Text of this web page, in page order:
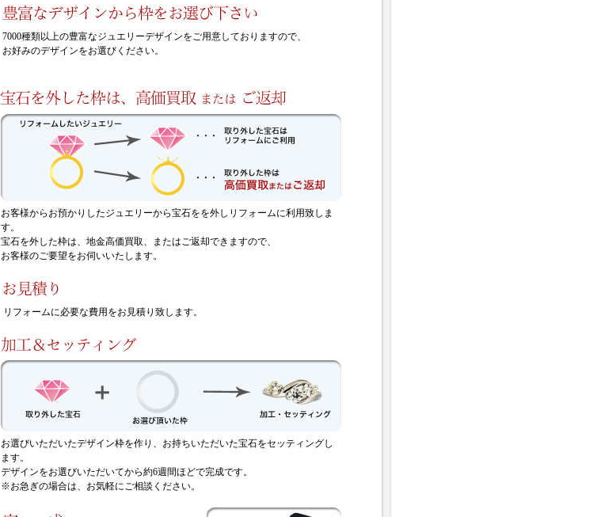
7000種類以上の豊富なジュエリーデザインをご用意しておりますので、
お好みのデザインをお選びください。
お客様からお預かりしたジュエリーから宝石をを外しリフォームに利用致しま
す。
宝石を外した枠は、地金高価買取、またはご返却できますので、
お客様のご要望をお伺いいたします。
リフォームに必要な費用をお見積り致します。
お選びいただいたデザイン枠を作り、お持ちいただいた宝石をセッティングし
ます。
デザインをお選びいただいてから約6週間ほどで完成です。
※お急ぎの場合は、お気軽にご相談ください。